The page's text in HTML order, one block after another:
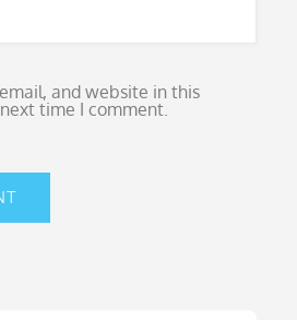
and website in this
time I comment.